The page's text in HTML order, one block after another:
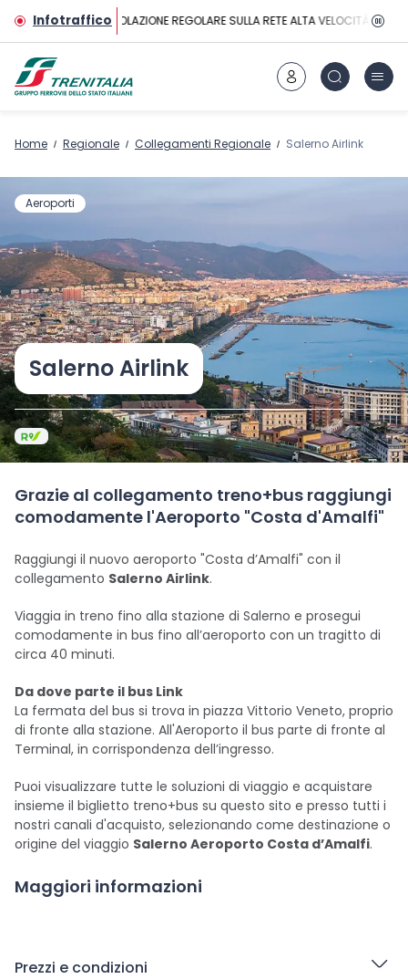
Vai al contenuto principale
InfotrafficoCIRCOLAZIONE REGOLARE SULLA RETE ALTA VELOCITÀ
Home Regionale Collegamenti Regionale Salerno Airlink
Aeroporti
Salerno Airlink
Grazie al collegamento treno+bus raggiungi
comodamente l'Aeroporto "Costa d'Amalfi"
Raggiungi il nuovo aeroporto "Costa d’Amalfi" con il
collegamento Salerno Airlink.
Viaggia in treno fino alla stazione di Salerno e prosegui
comodamente in bus fino all’aeroporto con un tragitto di
circa 40 minuti.
Da dove parte il bus Link
La fermata del bus si trova in piazza Vittorio Veneto, proprio
di fronte alla stazione. All'Aeroporto il bus parte di fronte al
Terminal, in corrispondenza dell’ingresso.
Puoi visualizzare tutte le soluzioni di viaggio e acquistare
insieme il biglietto treno+bus su questo sito e presso tutti i
nostri canali d'acquisto, selezionando come destinazione o
origine del viaggio Salerno Aeroporto Costa d’Amalfi.
Maggiori informazioni
Prezzi e condizioni